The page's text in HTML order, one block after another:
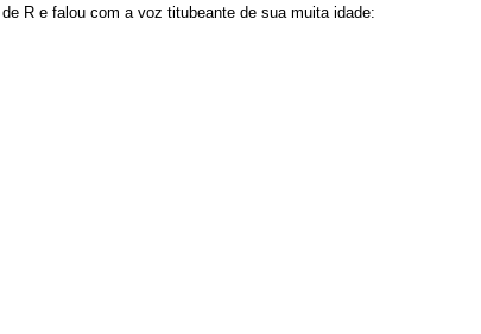
R e falou com a voz titubeante de sua muita idade: